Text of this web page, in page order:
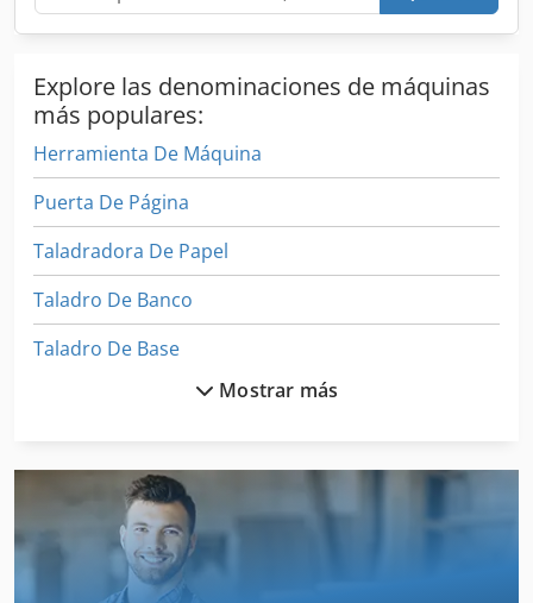
Explore las denominaciones de máquinas
más populares:
Herramienta De Máquina
Puerta De Página
Taladradora De Papel
Taladro De Banco
Taladro De Base
Taladro De Columna
Taladro De Columna Taladro De Columna
Taladro De Engranaje
Mostrar más